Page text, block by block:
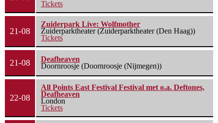
Tickets
21-08
Zuiderpark Live: Wolfmother
Zuiderparktheater (Zuiderparktheater (Den Haag))
Tickets
21-08
Deafheaven
Doornroosje (Doornroosje (Nijmegen))
22-08
All Points East Festival Festival met o.a. Deftones,
Deafheaven
London
Tickets